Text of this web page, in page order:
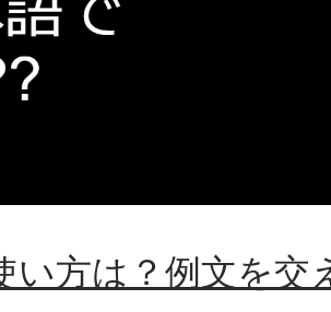
い方は？例文を交